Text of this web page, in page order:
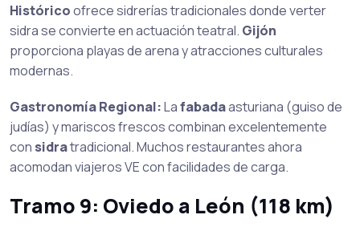
Históricoofrece sidrerías tradicionales donde verter
sidra se convierte en actuación teatral. Gijón
proporciona playas de arena y atracciones culturales
modernas.
Gastronomía Regional:Lafabadaasturiana (guiso de
judías) y mariscos frescos combinan excelentemente
con sidratradicional. Muchos restaurantes ahora
acomodan viajeros VE con facilidades de carga.
Tramo 9: Oviedo a León (118 km)